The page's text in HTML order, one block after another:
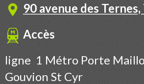
90 avenue des
Accès
ligne 1 Métro Porte
Gouvion St Cyr